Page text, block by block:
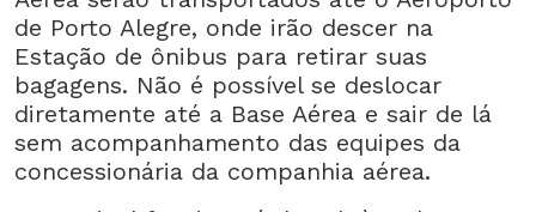
de Porto Alegre, onde irão descer na
Estação de ônibus para retirar suas
bagagens. Não é possível se deslocar
diretamente até a Base Aérea e sair de lá
sem acompanhamento das equipes da
concessionária da companhia aérea.